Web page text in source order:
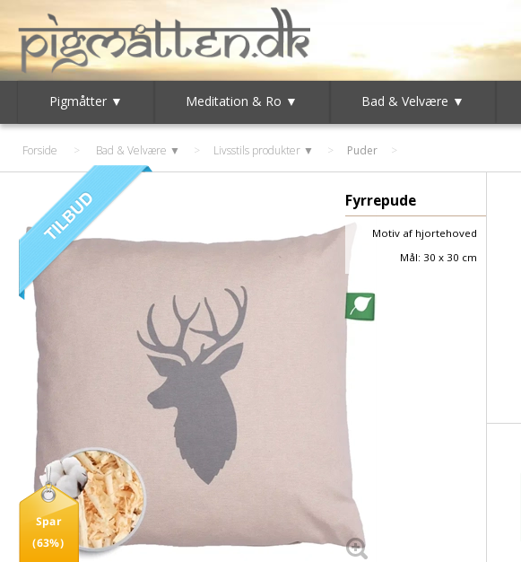
Pigmåtter ▼ Meditation & Ro ▼ Bad & Velvære ▼
Forside > Bad & Velvære ▼ > Livsstils produkter ▼ > Puder
Fyrrepude
Motiv af hjortehoved
Mål: 30 x 30 cm
Spar
(63%)